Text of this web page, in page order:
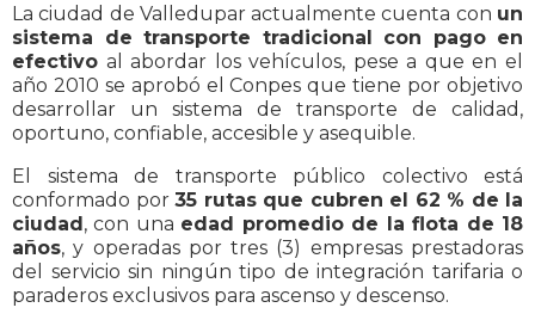
La ciudad de Valledupar actualmente cuenta con un
sistema de transporte tradicional con pago en
efectivo al abordar los vehículos, pese a que en el
año 2010 se aprobó el Conpes que tiene por objetivo
desarrollar un sistema de transporte de calidad,
oportuno, confiable, accesible y asequible.
El sistema de transporte público colectivo está
conformado por 35 rutas que cubren el 62 % de la
ciudad, con una edad promedio de la flota de 18
años, y operadas por tres (3) empresas prestadoras
del servicio sin ningún tipo de integración tarifaria o
paraderos exclusivos para ascenso y descenso.